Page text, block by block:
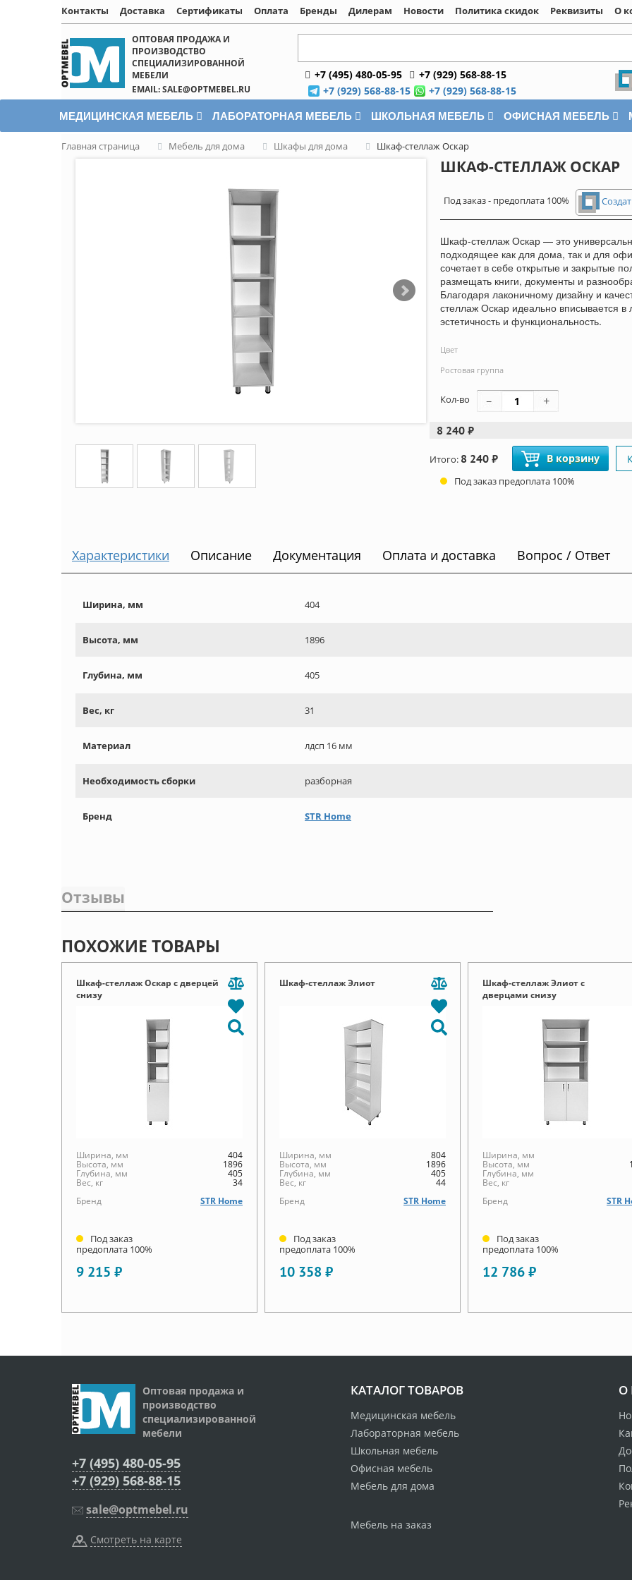
Контакты Доставка Сертификаты Оплата Бренды Дилерам Новости Политика скидок Реквизиты
О
Написать онлайнОПТОВАЯ ПРОДАЖА И
ПРОИЗВОДСТВО
СПЕЦИАЛИЗИРОВАННОЙ
МЕБЕЛИ
EMAIL: SALE@OPTMEBEL.RU
+7 (495) 480-05-95
+7 (929) 568-88-15
+7 (929) 568-88-15
+7 (929) 568-88-15
МЕДИЦИНСКАЯ МЕБЕЛЬ ЛАБОРАТОРНАЯ МЕБЕЛЬ ШКОЛЬНАЯ МЕБЕЛЬ ОФИСНАЯ МЕБЕЛЬ
Главная страница Мебель для дома Шкафы для дома Шкаф-стеллаж Оскар
ШКАФ-СТЕЛЛАЖ ОСКАР
Под заказ - предоплата 100%
Шкаф-стеллаж Оскар — это
подходящее как для дома, так и для
сочетает в себе открытые и закрытые
размещать книги, документы и
Благодаря лаконичному дизайну и
стеллаж Оскар идеально вписывается
эстетичность и функциональность.
Цвет
Ростовая группа
Кол-во
8 240 ₽
Итого: 8 240 ₽ В корзину
Под заказ предоплата 100%
Характеристики Описание Документация Оплата и доставка Вопрос / Ответ
Ширина, мм 404
Высота, мм 1896
Глубина, мм 405
Вес, кг 31
Материал лдсп 16 мм
Необходимость сборки разборная
Бренд STR Home
Отзывы
ПОХОЖИЕ ТОВАРЫ
Шкаф-стеллаж Оскар с дверцей
снизу
Ширина, мм 404
Высота, мм 1896
Глубина, мм 405
Вес, кг
34
Бренд
STR Home
Под заказ
предоплата 100%
9 215 ₽
Шкаф-стеллаж Элиот
Ширина, мм 804
Высота, мм 1896
Глубина, мм 405
Вес, кг
44
Бренд
STR Home
Под заказ
предоплата 100%
10 358 ₽
Шкаф-стеллаж Элиот с
дверцами снизу
Ширина, мм
Высота, мм
Глубина, мм
Вес, кг
Бренд
STR
Под заказ
предоплата 100%
12 786 ₽
Оптовая продажа и
производство
специализированной
мебели
+7 (495) 480-05-95
+7 (929) 568-88-15
sale@optmebel.ru
Смотреть на карте
КАТАЛОГ ТОВАРОВ
Медицинская мебель
Лабораторная мебель
Школьная мебель
Офисная мебель
Мебель для дома
Мебель на заказ
О